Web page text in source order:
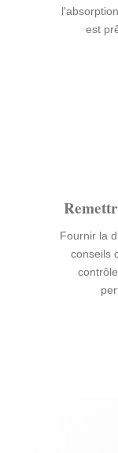
est
Fournir la
conseils